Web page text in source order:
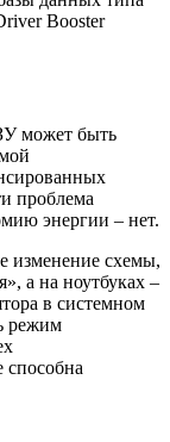
Booster
может быть
проблема
энергии – нет.
изменение схемы,
а на ноутбуках –
в системном
режим